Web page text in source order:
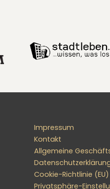
Impressum
Kontakt
Allgemeine
Cookie-Richtlinie (EU)
Privatsphäre-